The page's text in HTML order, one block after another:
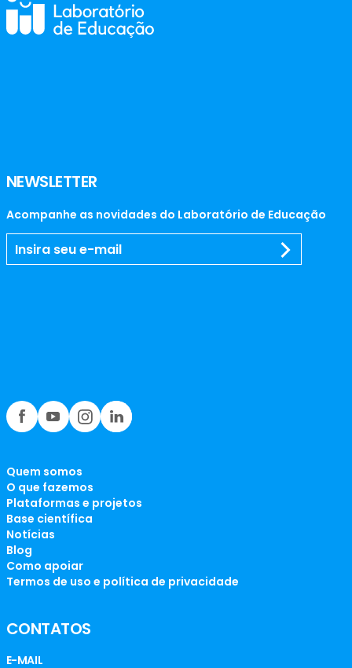
NEWSLETTER
Acompanhe as novidades do Laboratório de Educação
Quem somos
O que fazemos
Plataformas e projetos
Base científica
Notícias
Blog
Como apoiar
Termos de uso e política de privacidade
CONTATOS
E-MAIL